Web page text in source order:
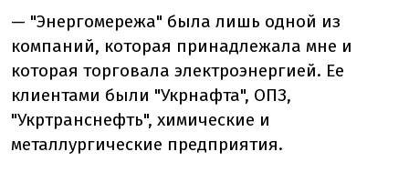
— "Энергомережа" была лишь одной из
компаний, которая принадлежала мне и
которая торговала электроэнергией. Ее
клиентами были "Укрнафта", ОПЗ,
"Укртранснефть", химические и
металлургические предприятия.